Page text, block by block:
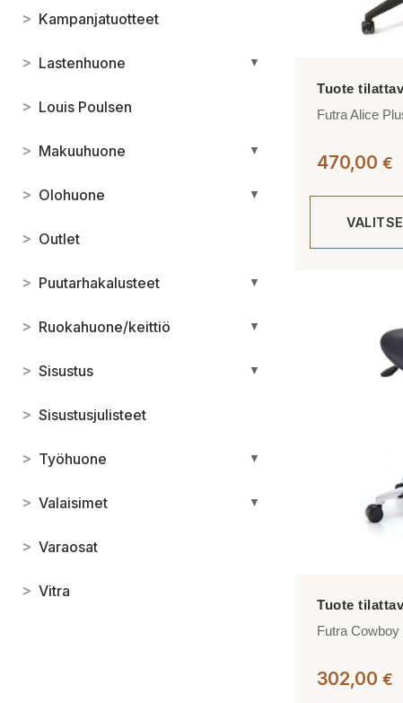
> Kampanjatuotteet
> Lastenhuone ▼
> Louis Poulsen
> Makuuhuone ▼
> Olohuone ▼
> Outlet
> Puutarhakalusteet ▼
> Ruokahuone/keittiö ▼
> Sisustus ▼
> Sisustusjulisteet
> Työhuone ▼
> Valaisimet ▼
> Varaosat
> Vitra
Futra Alice
470,00 €
Futra
302,00 €